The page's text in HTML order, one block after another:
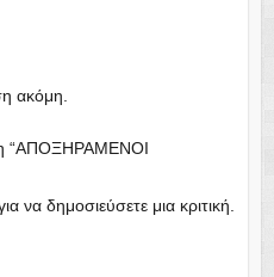
ακόμη.
“ΑΠΟΞΗΡΑΜΕΝΟΙ
να δημοσιεύσετε μια κριτική.